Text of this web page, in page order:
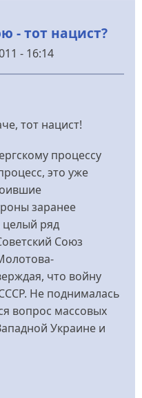
- тот нацист?
- 16:14
тот нацист!
процессу
это уже
заранее
целый ряд
Союз
что войну
Не поднималась
вопрос массовых
Украине и